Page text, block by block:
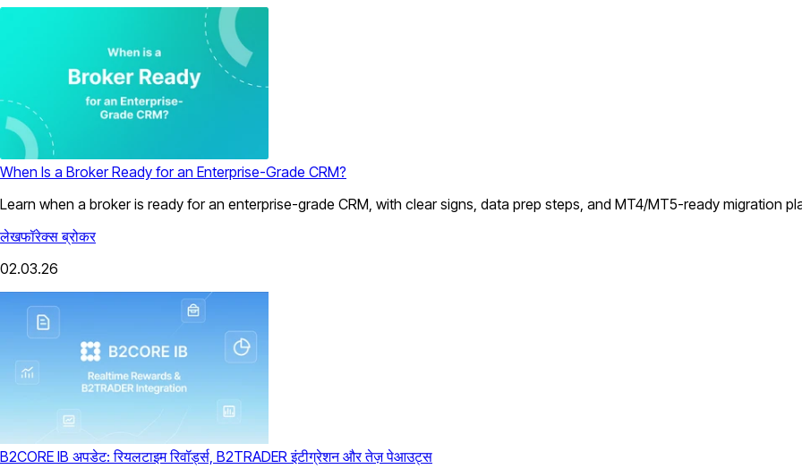
When Is a Broker Ready for an Enterprise-Grade CRM?
Learn when a broker is ready for an enterprise-grade CRM, with clear signs, data prep steps, and MT4/MT5-ready migration
लेखफॉरेक्स ब्रोकर
02.03.26
B2CORE IB अपडेट: रियलटाइम रिवॉर्ड्स, B2TRADER इंटीग्रेशन और तेज़ पेआउट्स